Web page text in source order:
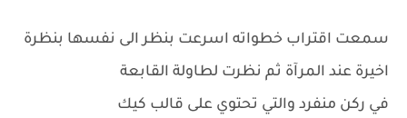
سمعت اقتراب خطواته اسرعت بنظر الى نفسها بنظرة
اخيرة عند المرآة ثم نظرت لطاولة القابعة
في ركن منفرد والتي تحتوي على قالب كيك